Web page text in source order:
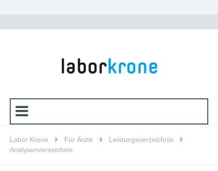
Labor Krone Für Ärzte
Leistungsverzeichnis
Analysenverzeichnis